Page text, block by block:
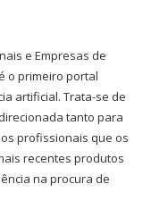
e Empresas de
o primeiro portal
artificial. Trata-se de
tanto para
profissionais que os
recentes produtos
na procura de